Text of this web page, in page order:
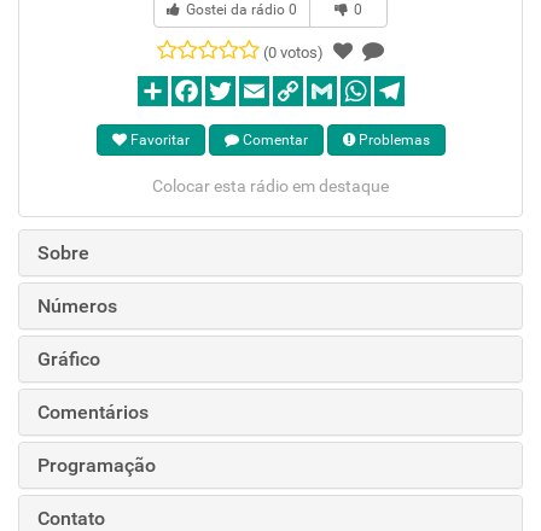
Gostei da rádio 0 0
(0 votos)
Favoritar Comentar Problemas
Colocar esta rádio em destaque
Sobre
Números
Gráfico
Comentários
Programação
Contato